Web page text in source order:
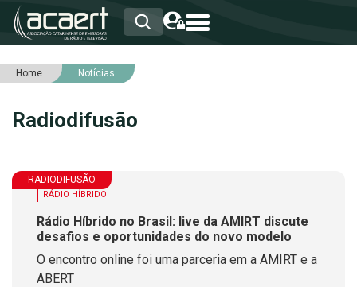
HOME
ASSOCIADOS
NOTÍCIAS
SERVIÇOS
Home Notícias
Radiodifusão
RADIODIFUSÃO
RÁDIO HÍBRIDO
Rádio Híbrido no Brasil: live da AMIRT discute
desafios e oportunidades do novo modelo
O encontro online foi uma parceria em a AMIRT e a
ABERT